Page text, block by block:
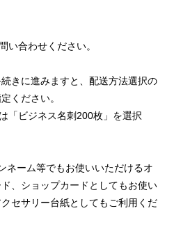
い合わせください。
きに進みますと、配送方法選択の
ください。
「ビジネス名刺200枚」を選択
ネーム等でもお使いいただけるオ
、ショップカードとしてもお使い
セサリー台紙としてもご利用くだ